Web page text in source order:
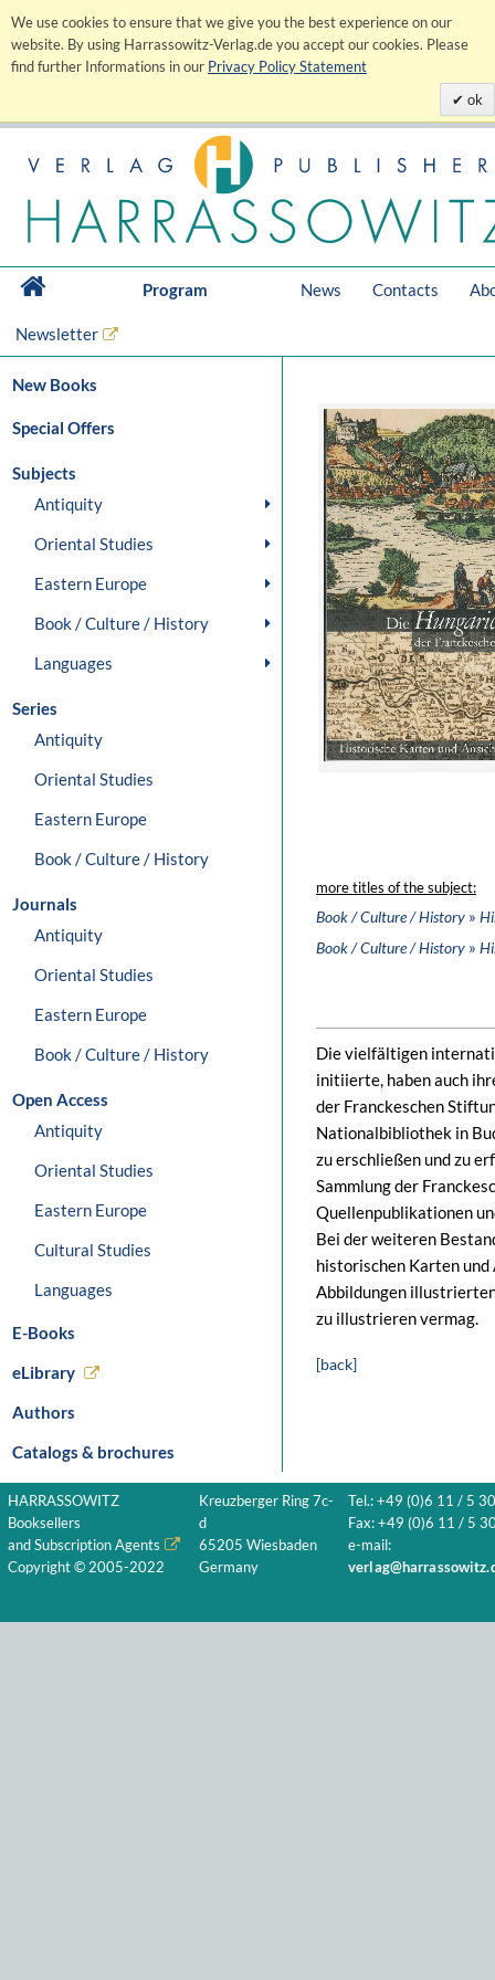
We use cookies to ensure that we give you the best experience on our
website. By using Harrassowitz-Verlag.de you accept our cookies. Please
find further Informations in our Privacy Policy Statement
ok
Program News Contacts
Newsletter
New Books
Special Offers
Subjects
Antiquity
Oriental Studies
Eastern Europe
Book / Culture / History
Languages
Series
Antiquity
Oriental Studies
Eastern Europe
Book / Culture / History
Journals
Antiquity
Oriental Studies
Eastern Europe
Book / Culture / History
Open Access
Antiquity
Oriental Studies
Eastern Europe
Cultural Studies
Languages
E-Books
eLibrary
Authors
Catalogs & brochures
more titles of the subject:
Book / Culture / History »
Book / Culture / History »
Die vielfältigen
initiierte, haben auch
der Franckeschen
Nationalbibliothek in
zu erschließen und zu
Sammlung der
Quellenpublikationen
Bei der weiteren
historischen Karten und
Abbildungen
zu illustrieren vermag.
[back]
HARRASSOWITZ
Booksellers
and Subscription Agents
Copyright © 2005-2022
Kreuzberger Ring 7c-
d
65205 Wiesbaden
Germany
Tel.: +49 (0)6 11 / 5
Fax: +49 (0)6 11 / 5
e-mail: